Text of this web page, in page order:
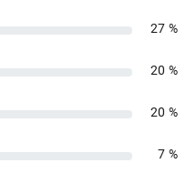
27 %
20 %
20 %
7 %